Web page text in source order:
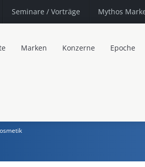
Seminare / Vorträge Mythos
Marken Konzerne Epoche